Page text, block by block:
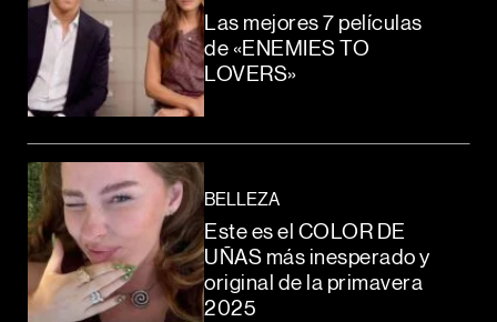
Las mejores 7 películas
de «ENEMIES TO
LOVERS»
BELLEZA
Este es el COLOR DE
UÑAS más inesperado y
original de la primavera
2025